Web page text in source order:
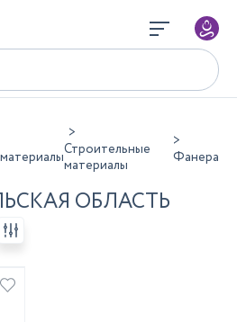
Строительные
материалы
Фанера
ОБЛАСТЬ